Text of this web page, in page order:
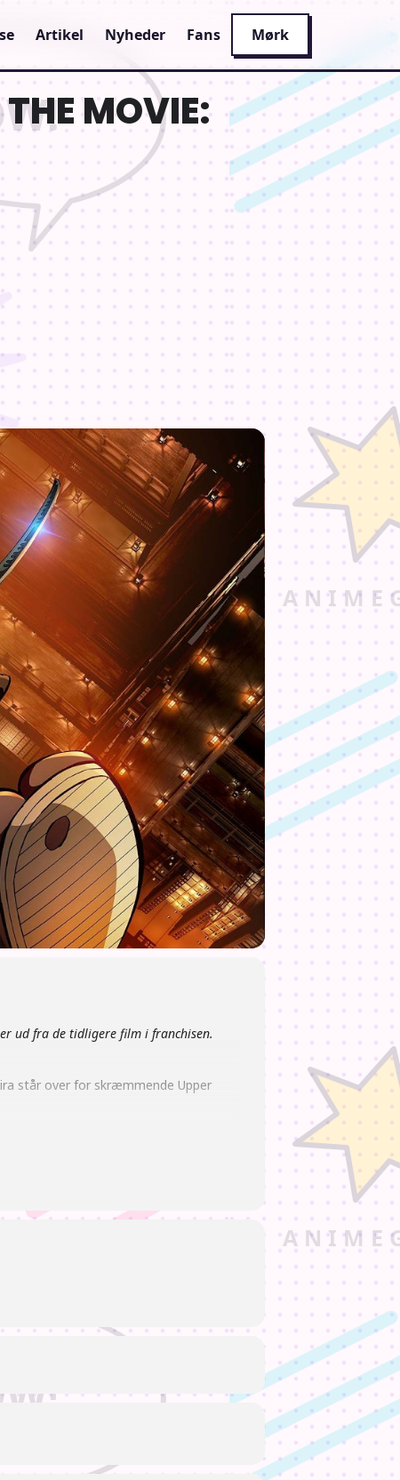
Artikel Nyheder Fans Mørk
MOVIE:
ud fra de tidligere film i franchisen.
står over for skræmmende Upper